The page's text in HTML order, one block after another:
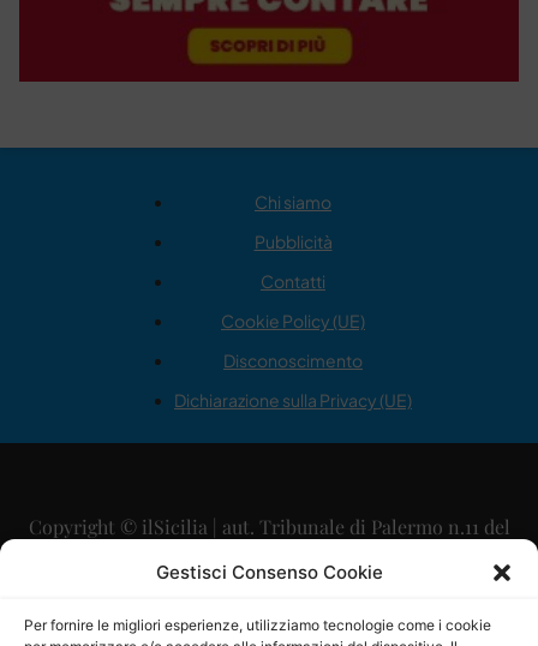
Gestisci Consenso Cookie
Per fornire le migliori esperienze, utilizziamo tecnologie come i cookie
Chi siamo
Pubblicità
Contatti
Cookie Policy (UE)
Disconoscimento
Dichiarazione sulla Privacy (UE)
Copyright © ilSicilia | aut. Tribunale di Palermo n.11 del
29/09/2015